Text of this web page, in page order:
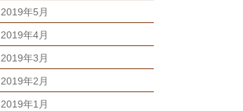
2019年5月
2019年4月
2019年3月
2019年2月
2019年1月